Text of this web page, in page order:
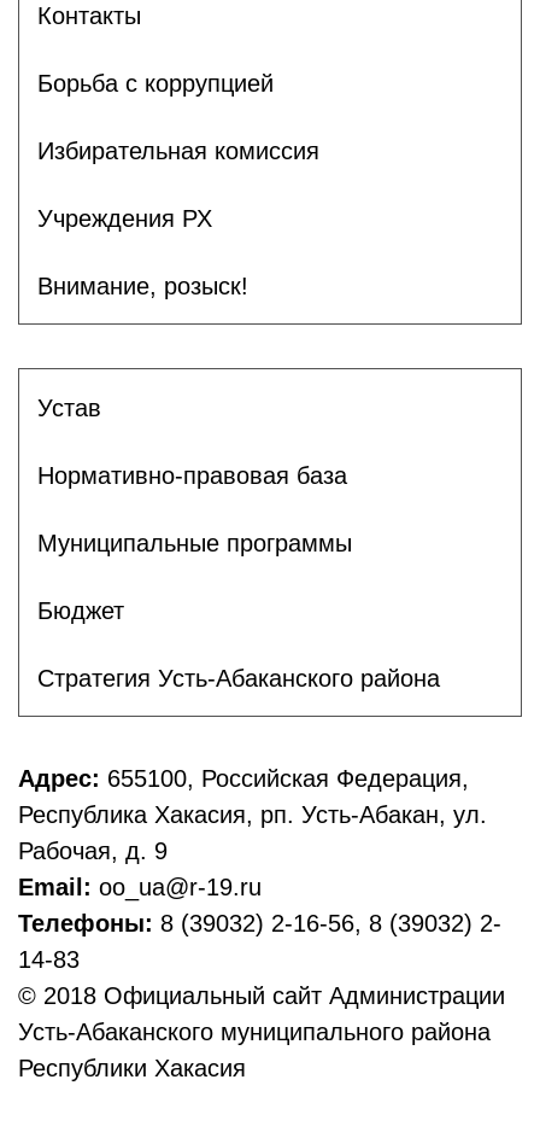
Контакты
Борьба с коррупцией
Избирательная комиссия
Учреждения РХ
Внимание, розыск!
Устав
Нормативно-правовая база
Муниципальные программы
Бюджет
Стратегия Усть-Абаканского района
Адрес: 655100, Российская Федерация,
Республика Хакасия, рп. Усть-Абакан, ул.
Рабочая, д. 9
Email: oo_ua@r-19.ru
Телефоны: 8 (39032) 2-16-56, 8 (39032) 2-
14-83
© 2018 Официальный сайт Администрации
Усть-Абаканского муниципального района
Республики Хакасия